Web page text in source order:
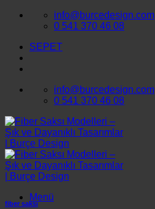
İçeriğe
info@burcedesign.com
0 541 370 46 08
SEPET
info@burcedesign.com
0 541 370 46 08
Menü
fiber saksı